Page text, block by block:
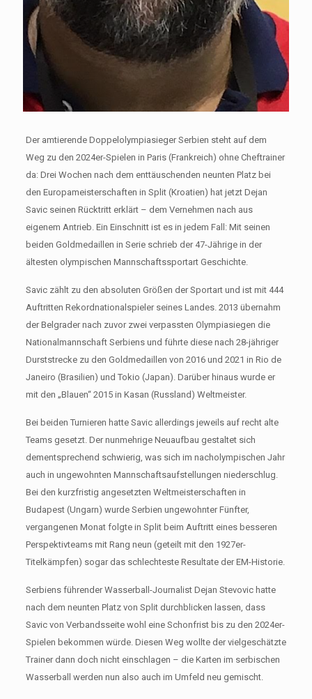
Der amtierende Doppelolympiasieger Serbien steht auf dem
Weg zu den 2024er-Spielen in Paris (Frankreich) ohne Cheftrainer
da: Drei Wochen nach dem enttäuschenden neunten Platz bei
den Europameisterschaften in Split (Kroatien) hat jetzt Dejan
Savic seinen Rücktritt erklärt – dem Vernehmen nach aus
eigenem Antrieb. Ein Einschnitt ist es in jedem Fall: Mit seinen
beiden Goldmedaillen in Serie schrieb der 47-Jährige in der
ältesten olympischen Mannschaftssportart Geschichte.
Savic zählt zu den absoluten Größen der Sportart und ist mit 444
Auftritten Rekordnationalspieler seines Landes. 2013 übernahm
der Belgrader nach zuvor zwei verpassten Olympiasiegen die
Nationalmannschaft Serbiens und führte diese nach 28-jähriger
Durststrecke zu den Goldmedaillen von 2016 und 2021 in Rio de
Janeiro (Brasilien) und Tokio (Japan). Darüber hinaus wurde er
mit den „Blauen“ 2015 in Kasan (Russland) Weltmeister.
Bei beiden Turnieren hatte Savic allerdings jeweils auf recht alte
Teams gesetzt. Der nunmehrige Neuaufbau gestaltet sich
dementsprechend schwierig, was sich im nacholympischen Jahr
auch in ungewohnten Mannschaftsaufstellungen niederschlug.
Bei den kurzfristig angesetzten Weltmeisterschaften in
Budapest (Ungarn) wurde Serbien ungewohnter Fünfter,
vergangenen Monat folgte in Split beim Auftritt eines besseren
Perspektivteams mit Rang neun (geteilt mit den 1927er-
Titelkämpfen) sogar das schlechteste Resultate der EM-Historie.
Serbiens führender Wasserball-Journalist Dejan Stevovic hatte
nach dem neunten Platz von Split durchblicken lassen, dass
Savic von Verbandsseite wohl eine Schonfrist bis zu den 2024er-
Spielen bekommen würde. Diesen Weg wollte der vielgeschätzte
Trainer dann doch nicht einschlagen – die Karten im serbischen
Wasserball werden nun also auch im Umfeld neu gemischt.